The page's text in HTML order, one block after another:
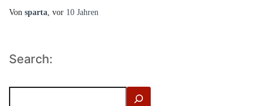
Von sparta, vor 10 Jahren
Search: